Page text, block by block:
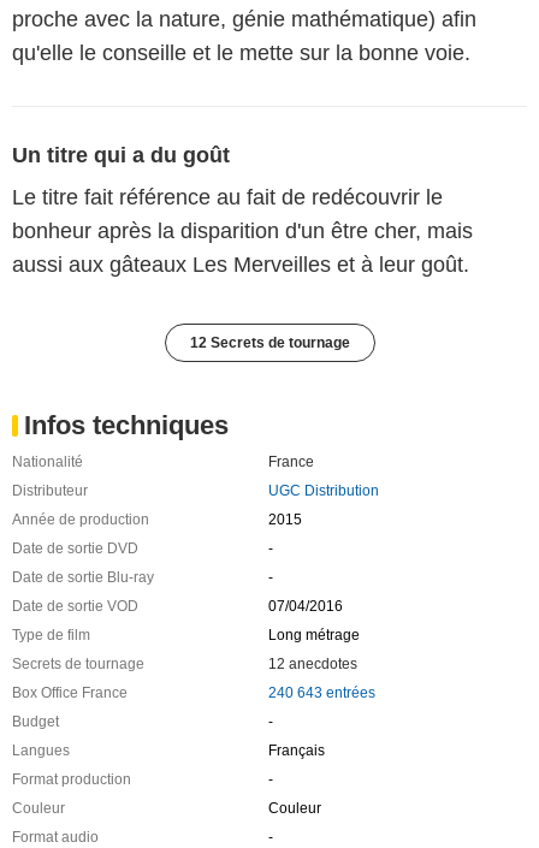
proche avec la nature, génie mathématique) afin
qu'elle le conseille et le mette sur la bonne voie.
Un titre qui a du goût
Le titre fait référence au fait de redécouvrir le
bonheur après la disparition d'un être cher, mais
aussi aux gâteaux Les Merveilles et à leur goût.
12 Secrets de tournage
Infos techniques
Nationalité
France
Distributeur
UGC Distribution
Année de production
2015
Date de sortie DVD
-
Date de sortie Blu-ray
-
Date de sortie VOD
07/04/2016
Type de film
Long métrage
Secrets de tournage
12 anecdotes
Box Office France
240 643 entrées
Budget
-
Langues
Français
Format production
-
Couleur
Couleur
Format audio
-